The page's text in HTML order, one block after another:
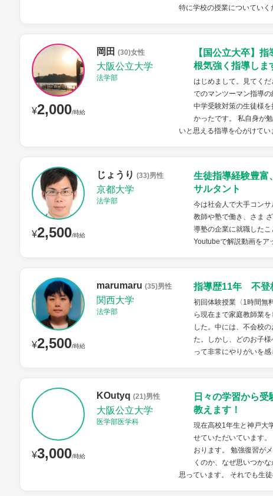
特に学校の授業についてい
¥2,000/時給
岡田 (30)女性
大阪公立大学
法学部
【国公立大卒】
根気強く指導しま
はじめまして。見てく
でのマンツーマン指導の
中学受験対策の生徒様
かったです。 私自身が
いと思える指導を心がけて
¥2,500/時給
じょうり (33)男性
京都大学
法学部
生徒指導経験豊富
サルタント
今は社会人で大手コン
教師や塾で働き、さま
導塾の企業に就職した
Youtubeで解説動画をア
¥2,500/時給
marumaru (35)男性
関西大学
法学部
指導歴11年 不登
初回体験授業〈1時間無
ら現在まで家庭教師業
した。中には、不会校
た。しかし、どのお子
って非常にやりがいを
¥3,000/時給
KOutyq (21)男性
大阪公立大学
医学部医学科
日々の学習から
教えます！
現在高校1年生と神戸大
せていただいています
おります。 勉強復習が
くのか、なぜ思いつか
思っています。 それでも生